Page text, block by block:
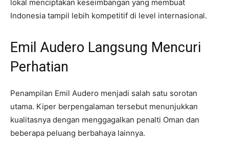
lokal menciptakan keseimbangan yang membuat
Indonesia tampil lebih kompetitif di level internasional.
Emil Audero Langsung Mencuri
Perhatian
Penampilan Emil Audero menjadi salah satu sorotan
utama. Kiper berpengalaman tersebut menunjukkan
kualitasnya dengan menggagalkan penalti Oman dan
beberapa peluang berbahaya lainnya.